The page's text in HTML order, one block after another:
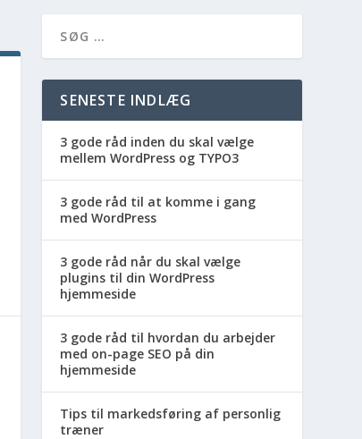
SENESTE INDLÆG
3 gode råd inden du skal vælge
mellem WordPress og TYPO3
3 gode råd til at komme i gang
med WordPress
3 gode råd når du skal vælge
plugins til din WordPress
hjemmeside
3 gode råd til hvordan du arbejder
med on-page SEO på din
hjemmeside
Tips til markedsføring af personlig
træner